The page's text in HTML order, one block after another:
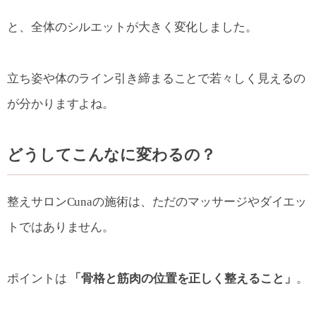
と、全体のシルエットが大きく変化しました。
立ち姿や体のライン引き締まることで若々しく見えるの
が分かりますよね。
どうしてこんなに変わるの？
整えサロンCunaの施術は、ただのマッサージやダイエッ
トではありません。
ポイントは 「骨格と筋肉の位置を正しく整えること」 。